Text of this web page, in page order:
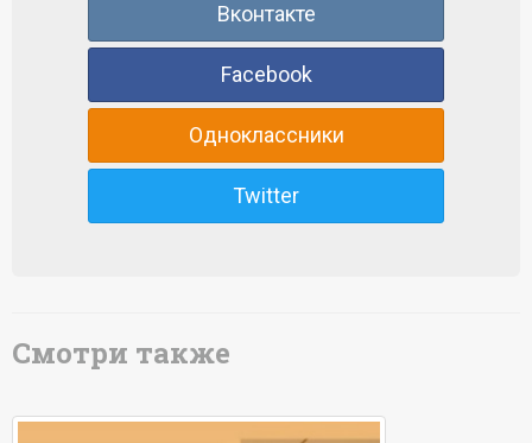
Вконтакте
Facebook
Одноклассники
Twitter
Смотри также